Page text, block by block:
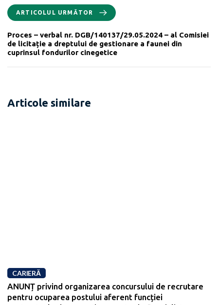
ARTICOLUL URMĂTOR
Proces – verbal nr. DGB/140137/29.05.2024 – al Comisiei
de licitație a dreptului de gestionare a faunei din
cuprinsul fondurilor cinegetice
Articole similare
CARIERĂ
ANUNȚ privind organizarea concursului de recrutare
pentru ocuparea postului aferent funcției